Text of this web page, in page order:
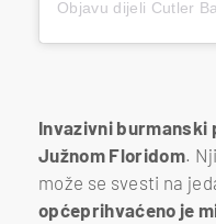
Invazivni burmanski
Južnom Floridom.
može se svesti na
općeprihvaćeno je